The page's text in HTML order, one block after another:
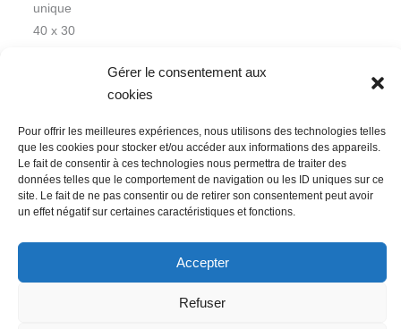
Gérer le consentement aux
cookies
Pour offrir les meilleures expériences, nous utilisons des technologies telles
que les cookies pour stocker et/ou accéder aux informations des appareils.
Le fait de consentir à ces technologies nous permettra de traiter des
données telles que le comportement de navigation ou les ID uniques sur ce
site. Le fait de ne pas consentir ou de retirer son consentement peut avoir
un effet négatif sur certaines caractéristiques et fonctions.
Accepter
Refuser
unique
40 x 30
Nous contacter
Conditions Générales de Ventes
Politique de confidentialité
Mentions légales
Mot de passe perdu
Newsletter Politique de cookies (UE)